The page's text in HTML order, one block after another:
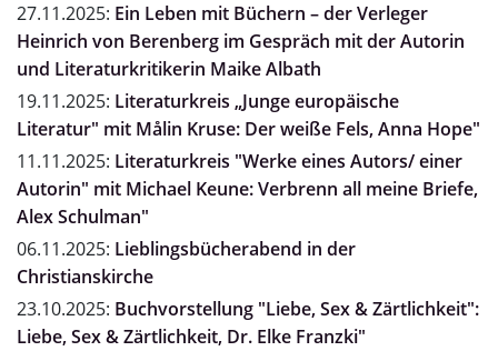
27.11.2025: Ein Leben mit Büchern – der Verleger
Heinrich von Berenberg im Gespräch mit der Autorin
und Literaturkritikerin Maike Albath
19.11.2025: Literaturkreis „Junge europäische
Literatur" mit Målin Kruse: Der weiße Fels, Anna Hope"
11.11.2025: Literaturkreis "Werke eines Autors/ einer
Autorin" mit Michael Keune: Verbrenn all meine Briefe,
Alex Schulman"
06.11.2025: Lieblingsbücherabend in der
Christianskirche
23.10.2025: Buchvorstellung "Liebe, Sex & Zärtlichkeit":
Liebe, Sex & Zärtlichkeit, Dr. Elke Franzki"